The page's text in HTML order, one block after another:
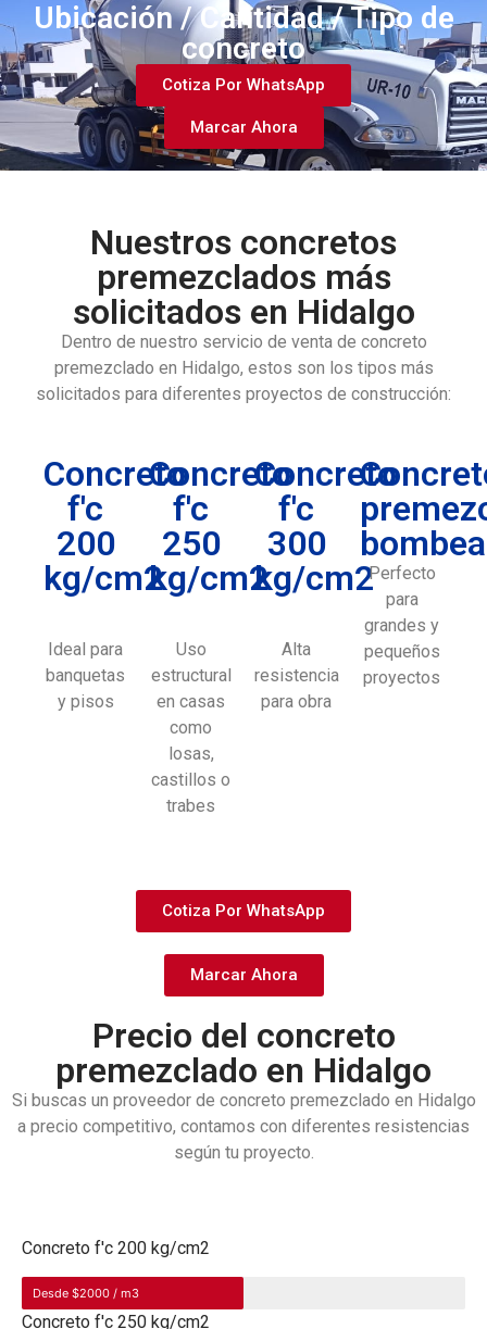
Ubicación / Cantidad / Tipo de
concreto
Cotiza Por WhatsApp
Marcar Ahora
Nuestros concretos
premezclados más
solicitados en Hidalgo
Dentro de nuestro servicio de venta de concreto
premezclado en Hidalgo, estos son los tipos más
solicitados para diferentes proyectos de construcción:
Concreto
f'c
200
kg/cm2
Ideal para
banquetas
y pisos
Concreto
f'c
250
kg/cm2
Uso
estructural
en casas
como
losas,
castillos o
trabes
Concreto
f'c
300
kg/cm2
Alta
resistencia
para obra
Perfecto
para
grandes y
pequeños
proyectos
Cotiza Por WhatsApp
Marcar Ahora
Precio del concreto
premezclado en Hidalgo
Si buscas un proveedor de concreto premezclado en Hidalgo
a precio competitivo, contamos con diferentes resistencias
según tu proyecto.
Concreto f'c 200 kg/cm2
Desde $2000 / m3
Concreto f'c 250 kg/cm2